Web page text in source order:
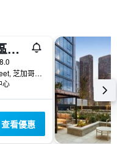
芝加哥市區南盧佩希爾頓欣庭飯店
59 East 11th Street, 芝加哥, IL, 美國
心
查看優惠